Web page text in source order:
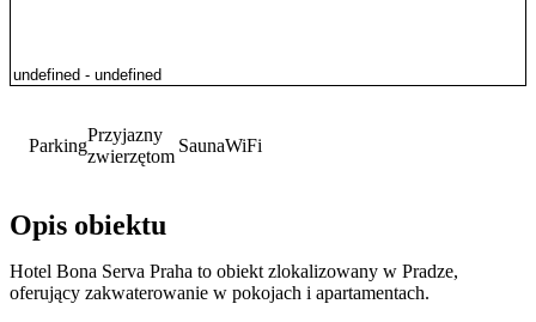
Parking
Przyjazny
zwierzętom
SaunaWiFi
Opis obiektu
Hotel Bona Serva Praha to obiekt zlokalizowany w Pradze,
oferujący zakwaterowanie w pokojach i apartamentach.